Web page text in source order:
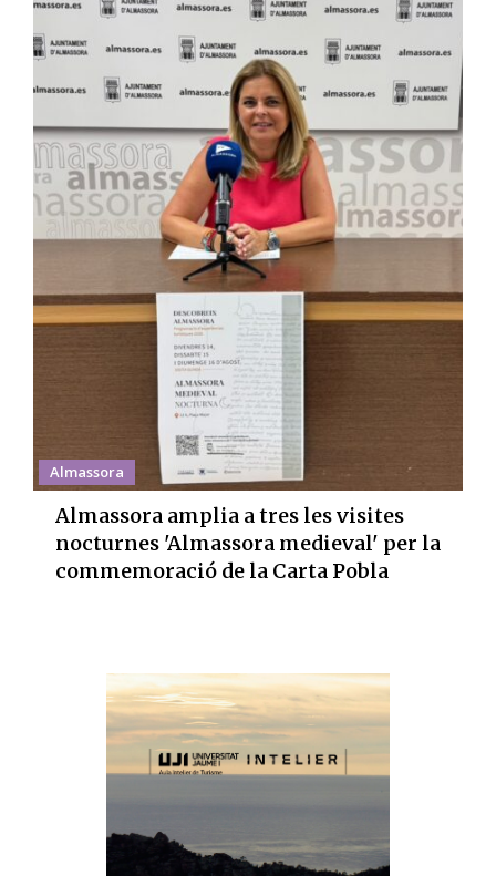
Almassora
Almassora amplia a tres les visites
nocturnes 'Almassora medieval' per la
commemoració de la Carta Pobla